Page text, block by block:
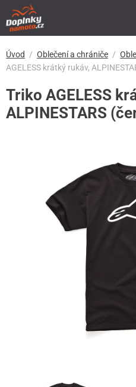
Úvod Oblečení a chrániče
AGELESS krátký rukáv,
Triko AGELESS
ALPINESTARS